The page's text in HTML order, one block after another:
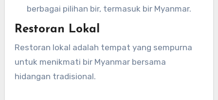
berbagai pilihan bir, termasuk bir Myanmar.
Restoran Lokal
Restoran lokal adalah tempat yang sempurna
untuk menikmati bir Myanmar bersama
hidangan tradisional.